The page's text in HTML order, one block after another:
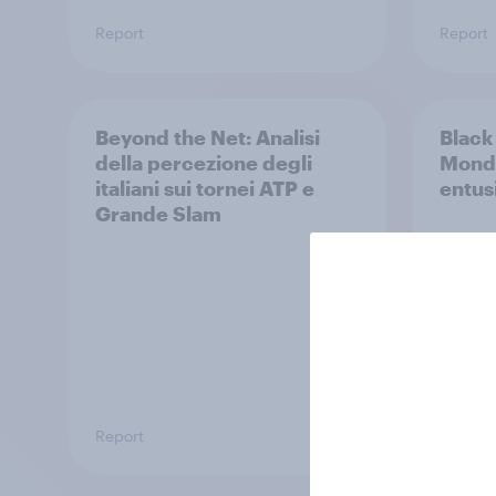
Report Report
Beyond the Net: Analisi
della percezione degli
italiani sui tornei ATP e
Grande Slam
Report